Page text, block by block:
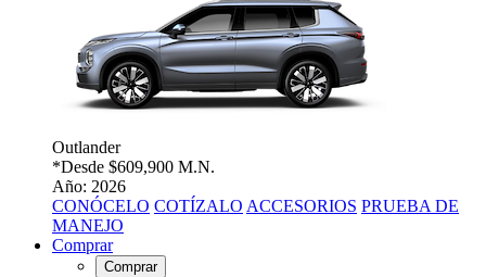
Outlander
*Desde $609,900 M.N.
Año: 2026
CONÓCELO COTÍZALO ACCESORIOS PRUEBA DE
MANEJO
Comprar
Comprar